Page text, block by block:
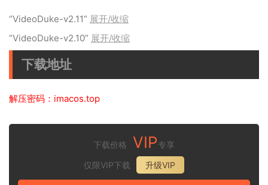
“VideoDuke-v2.11” 展开/收缩
“VideoDuke-v2.10” 展开/收缩
下载地址
解压密码：imacos.top
下载价格 VIP专享
仅限VIP下载
升级VIP